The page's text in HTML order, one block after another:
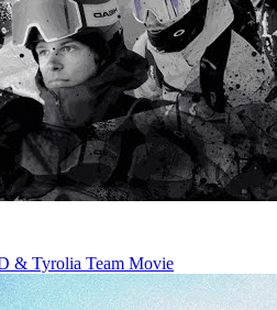
& Tyrolia Team Movie